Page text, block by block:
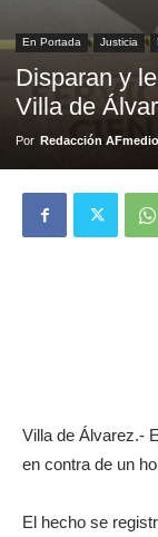
En Portada Justicia
Disparan y
Villa de
Por Redacción
Villa de Álvarez.-
en contra de un
El hecho se